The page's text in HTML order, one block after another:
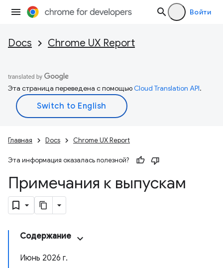
Войти
Docs Chrome UX Report
Эта страница переведена с помощьюCloud Translation API.
Главная Docs Chrome UX Report
Эта информация оказалась полезной?
Примечания к выпускам
Содержание
Июнь 2026 г.